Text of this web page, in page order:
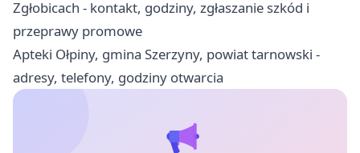
Zgłobicach - kontakt, godziny, zgłaszanie szkód i
przeprawy promowe
Apteki Ołpiny, gmina Szerzyny, powiat tarnowski -
adresy, telefony, godziny otwarcia